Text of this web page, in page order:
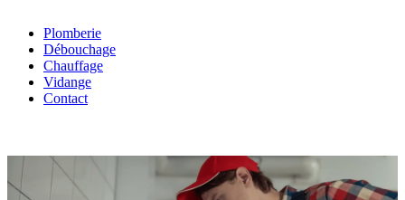
Plomberie
Débouchage
Chauffage
Vidange
Contact